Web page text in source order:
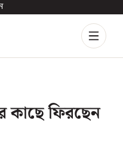
কাছে ফিরছেন